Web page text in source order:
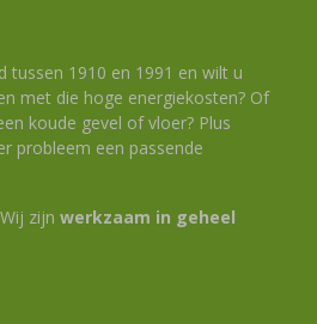
tussen 1910 en 1991 en wilt u
met die hoge energiekosten? Of
koude gevel of vloer? Plus
probleem een passende
zijn werkzaam in geheel